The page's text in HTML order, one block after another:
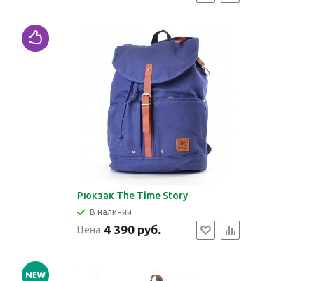
Рюкзак The Time Story
В наличии
Цена 4 390 руб.